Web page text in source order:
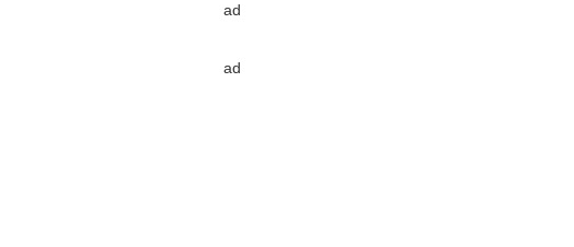
ad
ad